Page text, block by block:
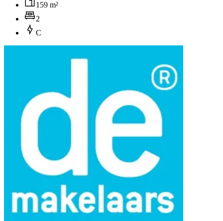
159 m²
2
C